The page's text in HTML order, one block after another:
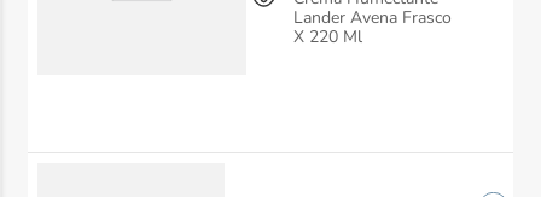
Lander Avena Frasco
X 220 Ml